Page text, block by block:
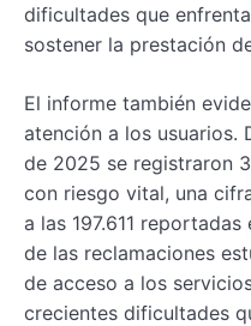
dificultades que
sostener la prestación
El informe también
atención a los usuarios.
de 2025 se registraron
con riesgo vital, una
a las 197.611
de las reclamaciones
de acceso a los
crecientes dificultades